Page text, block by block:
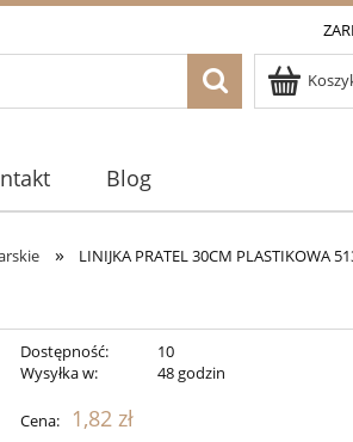
Blog
» LINIJKA PRATEL 30CM PLASTIKOWA
Dostępność:
10
Wysyłka w:
48 godzin
Cena: 1,82 zł